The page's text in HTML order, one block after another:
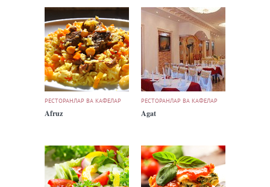
РЕСТОРАНЛАР ВА КАФЕЛАР
Afruz
РЕСТОРАНЛАР ВА КАФЕЛАР
Agat